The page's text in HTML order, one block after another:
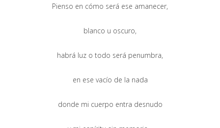
Pienso en cómo será ese amanecer,
blanco u oscuro,
habrá luz o todo será penumbra,
en ese vacío de la nada
donde mi cuerpo entra desnudo